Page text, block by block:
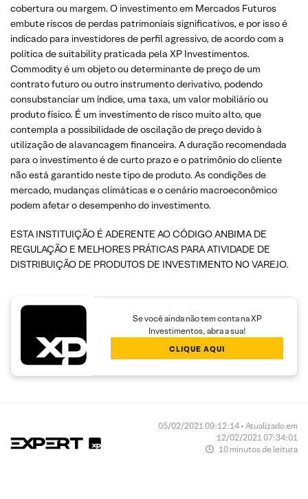
cobertura ou margem. O investimento em Mercados Futuros
embute riscos de perdas patrimoniais significativos, e por isso é
indicado para investidores de perfil agressivo, de acordo com a
política de suitability praticada pela XP Investimentos.
Commodity é um objeto ou determinante de preço de um
contrato futuro ou outro instrumento derivativo, podendo
consubstanciar um índice, uma taxa, um valor mobiliário ou
produto físico. É um investimento de risco muito alto, que
contempla a possibilidade de oscilação de preço devido à
utilização de alavancagem financeira. A duração recomendada
para o investimento é de curto prazo e o patrimônio do cliente
não está garantido neste tipo de produto. As condições de
mercado, mudanças climáticas e o cenário macroeconômico
podem afetar o desempenho do investimento.
ESTA INSTITUIÇÃO É ADERENTE AO CÓDIGO ANBIMA DE
REGULAÇÃO E MELHORES PRÁTICAS PARA ATIVIDADE DE
DISTRIBUIÇÃO DE PRODUTOS DE INVESTIMENTO NO VAREJO.
Se você ainda não tem conta na XP
Investimentos, abra a sua!
CLIQUE AQUI
05/02/2021 09:12:14 • Atualizado em
12/02/2021 07:34:01
10 minutos de leitura